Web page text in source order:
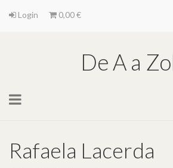
Login 0,00 €
De A a
Toggle
Rafaela Lacerda